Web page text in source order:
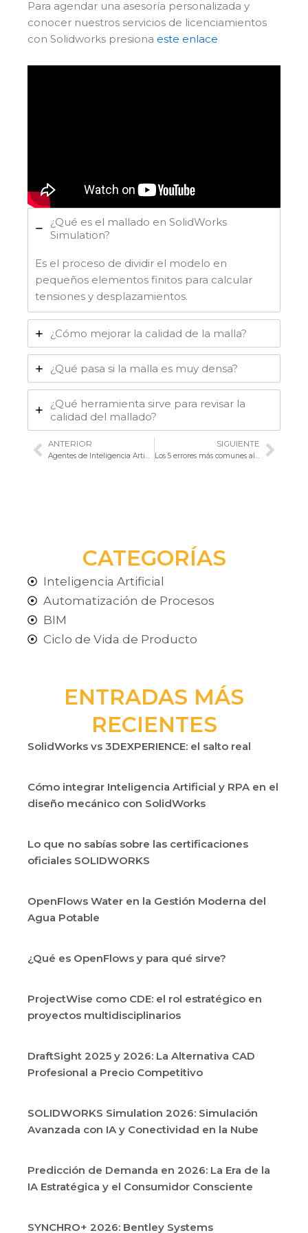
Para agendar una asesoría personalizada y
conocer nuestros servicios de licenciamientos
con Solidworks presiona este enlace
¿Qué es el mallado en SolidWorks
Simulation?
Es el proceso de dividir el modelo en
pequeños elementos finitos para calcular
tensiones y desplazamientos.
¿Cómo mejorar la calidad de la malla?
¿Qué pasa si la malla es muy densa?
¿Qué herramienta sirve para revisar la
calidad del mallado?
AntANTERIOR
Agentes de Inteligencia Artificial para la Transformación Empresarial
SIGUIENTE
Los 5 errores más comunes al implementar automatización en tu empresa (y cómo evitarlos)
CATEGORÍAS
Inteligencia Artificial
Automatización de Procesos
BIM
Ciclo de Vida de Producto
ENTRADAS MÁS
RECIENTES
SolidWorks vs 3DEXPERIENCE: el salto real
Cómo integrar Inteligencia Artificial y RPA en el
diseño mecánico con SolidWorks
Lo que no sabías sobre las certificaciones
oficiales SOLIDWORKS
OpenFlows Water en la Gestión Moderna del
Agua Potable
¿Qué es OpenFlows y para qué sirve?
ProjectWise como CDE: el rol estratégico en
proyectos multidisciplinarios
DraftSight 2025 y 2026: La Alternativa CAD
Profesional a Precio Competitivo
SOLIDWORKS Simulation 2026: Simulación
Avanzada con IA y Conectividad en la Nube
Predicción de Demanda en 2026: La Era de la
IA Estratégica y el Consumidor Consciente
SYNCHRO+ 2026: Bentley Systems